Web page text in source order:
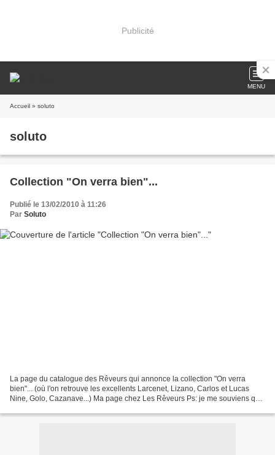
Publicité
MENU
Accueil » soluto
soluto
Collection "On verra bien"...
Publié le 13/02/2010 à 11:26
Par Soluto
La page du catalogue des Rêveurs qui annonce la collection "On verra
bien"... (où l'on retrouve les excellents Larcenet, Lizano, Carlos et Lucas
Nine, Golo, Cazanave...) Ma page chez Les Rêveurs Ps: je me souviens que